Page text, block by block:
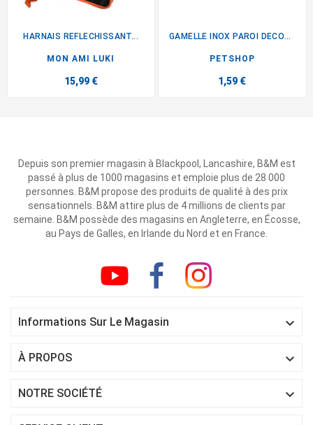
HARNAIS REFLECHISSANT...
MON AMI LUKI
15,99 €
GAMELLE INOX PAROI DECOR BLEU
PETSHOP
1,59 €
Depuis son premier magasin à Blackpool, Lancashire, B&M est
passé à plus de 1000 magasins et emploie plus de 28 000
personnes. B&M propose des produits de qualité à des prix
sensationnels. B&M attire plus de 4 millions de clients par
semaine. B&M possède des magasins en Angleterre, en Écosse,
au Pays de Galles, en Irlande du Nord et en France.
Informations Sur Le Magasin 
À PROPOS 
NOTRE SOCIÉTÉ 